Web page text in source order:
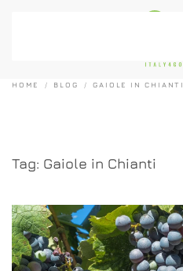
HOME BLOG GAIOLE IN CHIANTI
Tag: Gaiole in Chianti